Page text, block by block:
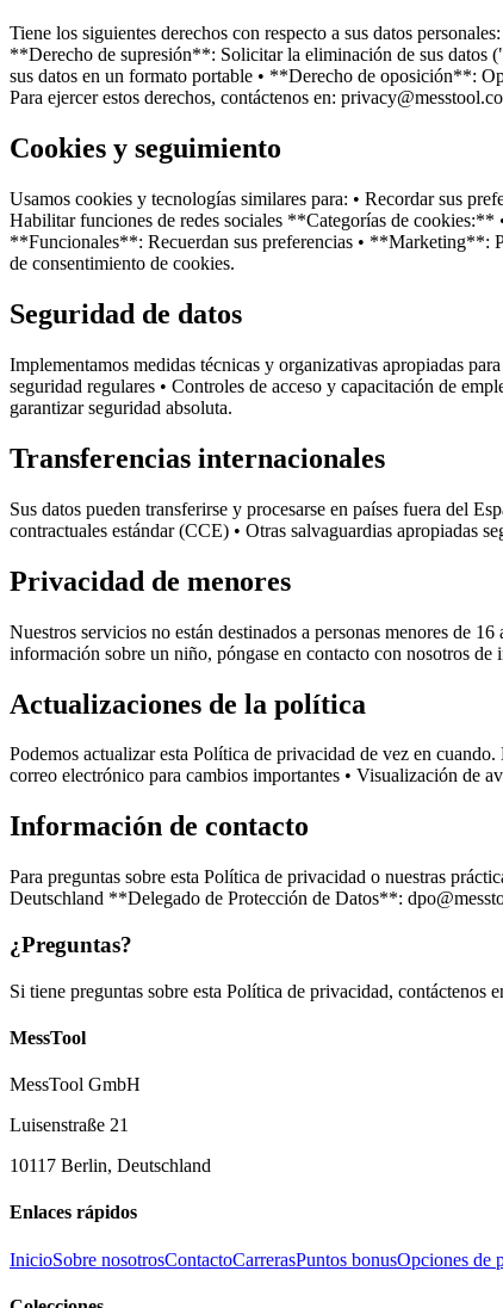
Tiene los siguientes derechos con respecto a sus datos
**Derecho de supresión**: Solicitar la eliminación de sus
sus datos en un formato portable • **Derecho de oposición**:
Para ejercer estos derechos, contáctenos en:
Cookies y seguimiento
Usamos cookies y tecnologías similares para: • Recordar sus
Habilitar funciones de redes sociales **Categorías de
**Funcionales**: Recuerdan sus preferencias • **Marketing**:
de consentimiento de cookies.
Seguridad de datos
Implementamos medidas técnicas y organizativas apropiadas
seguridad regulares • Controles de acceso y capacitación de
garantizar seguridad absoluta.
Transferencias internacionales
Sus datos pueden transferirse y procesarse en países fuera del
contractuales estándar (CCE) • Otras salvaguardias apropiadas
Privacidad de menores
Nuestros servicios no están destinados a personas menores de
información sobre un niño, póngase en contacto con nosotros de
Actualizaciones de la política
Podemos actualizar esta Política de privacidad de vez en
correo electrónico para cambios importantes • Visualización de
Información de contacto
Para preguntas sobre esta Política de privacidad o nuestras
Deutschland **Delegado de Protección de Datos**:
¿Preguntas?
Si tiene preguntas sobre esta Política de privacidad, contáctenos
MessTool
MessTool GmbH
Luisenstraße 21
10117 Berlin, Deutschland
Enlaces rápidos
InicioSobre nosotrosContactoCarrerasPuntos bonusOpciones de